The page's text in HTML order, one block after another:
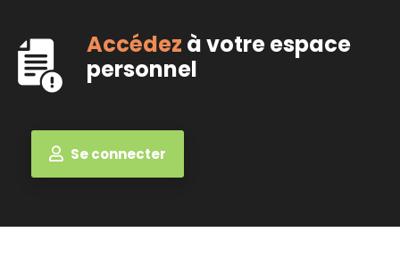
Accédez à votre espace
personnel
Se connecter